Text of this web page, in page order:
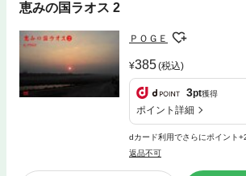
恵みの国ラオス 2
ＰＯＧＥ
385(税込)
3pt獲得
ポイント詳細
dカード利用でさらにポイント
返品不可